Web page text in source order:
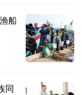
船
同